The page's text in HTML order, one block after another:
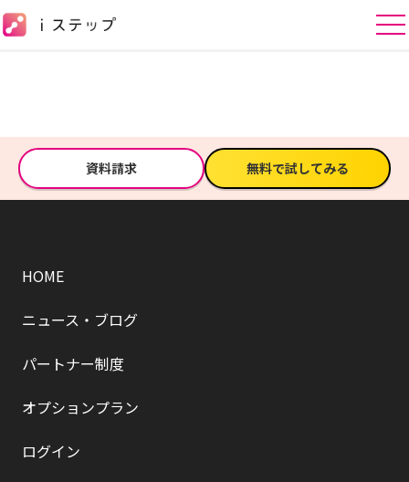
資料請求 無料で試してみる
HOME
ニュース・ブログ
パートナー制度
オプションプラン
ログイン